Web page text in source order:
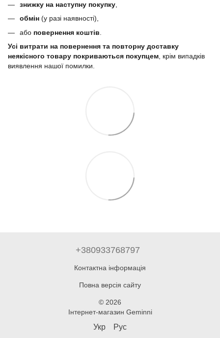
знижку на наступну покупку
обмін (у разі наявності),
або повернення коштів
Усі витрати на повернення та повторну доставку
неякісного товару покриваються покупцем, крім випадків
виявлення нашої помилки.
+380933768797
Контактна інформація
Повна версія сайту
© 2026
Інтернет-магазин Geminni
Укр Рус